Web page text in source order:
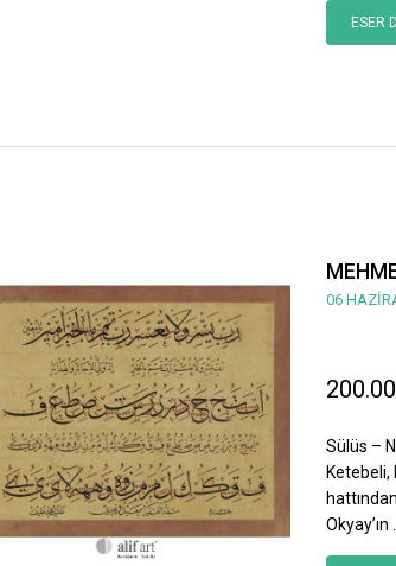
ESER
06
Sülüs –
Okyay’ın